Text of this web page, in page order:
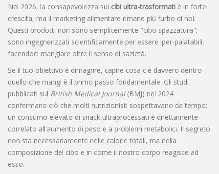
Nel 2026, la consapevolezza sui cibi ultra-trasformati è in forte
crescita, ma il marketing alimentare rimane più furbo di noi.
Questi prodotti non sono semplicemente "cibo spazzatura";
sono ingegnerizzati scientificamente per essere iper-palatabili,
facendoci mangiare oltre il senso di sazietà.
Se il tuo obiettivo è dimagrire, capire cosa c'è davvero dentro
quello che mangi è il primo passo fondamentale. Gli studi
pubblicati sul British Medical Journal(BMJ) nel 2024
confermano ciò che molti nutrizionisti sospettavano da tempo:
un consumo elevato di snack ultraprocessati è direttamente
correlato all'aumento di peso e a problemi metabolici. Il segreto
non sta necessariamente nelle calorie totali, ma nella
composizione del cibo e in come il nostro corpo reagisce ad
esso.